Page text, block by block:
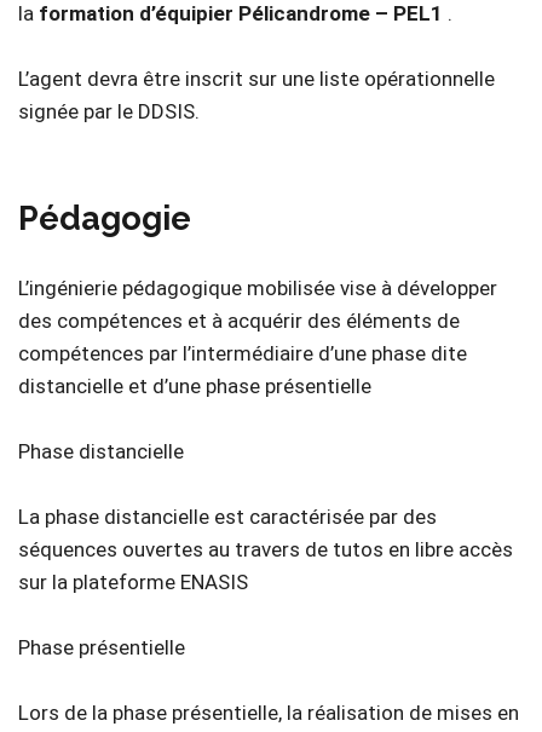
la formation d’équipier Pélicandrome – PEL1 .
L’agent devra être inscrit sur une liste opérationnelle
signée par le DDSIS.
Pédagogie
L’ingénierie pédagogique mobilisée vise à développer
des compétences et à acquérir des éléments de
compétences par l’intermédiaire d’une phase dite
distancielle et d’une phase présentielle
Phase distancielle
La phase distancielle est caractérisée par des
séquences ouvertes au travers de tutos en libre accès
sur la plateforme ENASIS
Phase présentielle
Lors de la phase présentielle, la réalisation de mises en